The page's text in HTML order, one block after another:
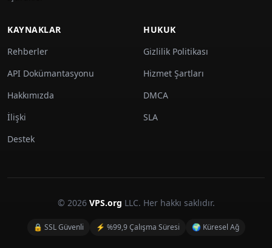
KAYNAKLAR
Rehberler
API Dokümantasyonu
Hakkımızda
İlişki
Destek
HUKUK
Gizlilik Politikası
Hizmet Şartları
DMCA
SLA
© 2026 VPS.org LLC. Her hakkı saklıdır.
🔒 SSL Güvenli ⚡ %99,9 Çalışma Süresi 🌍 Küresel Ağ